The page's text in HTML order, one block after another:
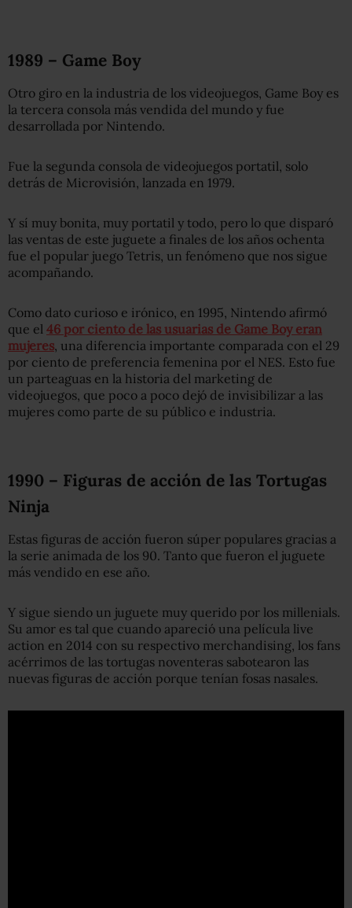
1989 – Game Boy
Otro giro en la industria de los videojuegos, Game Boy es
la tercera consola más vendida del mundo y fue
desarrollada por Nintendo.
Fue la segunda consola de videojuegos portatil, solo
detrás de Microvisión, lanzada en 1979.
Y sí muy bonita, muy portatil y todo, pero lo que disparó
las ventas de este juguete a finales de los años ochenta
fue el popular juego Tetris, un fenómeno que nos sigue
acompañando.
Como dato curioso e irónico, en 1995, Nintendo afirmó
que el 46 por ciento de las usuarias de Game Boy eran
mujeres , una diferencia importante comparada con el 29
por ciento de preferencia femenina por el NES. Esto fue
un parteaguas en la historia del marketing de
videojuegos, que poco a poco dejó de invisibilizar a las
mujeres como parte de su público e industria.
1990 – Figuras de acción de las Tortugas
Ninja
Estas figuras de acción fueron súper populares gracias a
la serie animada de los 90. Tanto que fueron el juguete
más vendido en ese año.
Y sigue siendo un juguete muy querido por los millenials.
Su amor es tal que cuando apareció una película live
action en 2014 con su respectivo merchandising, los fans
acérrimos de las tortugas noventeras sabotearon las
nuevas figuras de acción porque tenían fosas nasales.